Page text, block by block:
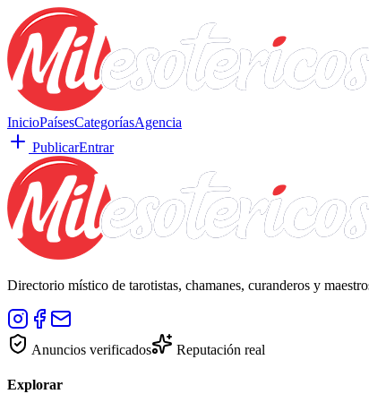
InicioPaísesCategoríasAgencia
PublicarEntrar
Directorio místico de tarotistas, chamanes, curanderos y
Anuncios verificados Reputación real
Explorar